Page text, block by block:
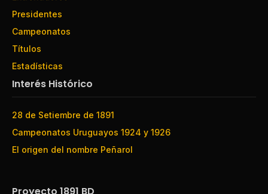
Presidentes
Campeonatos
Títulos
Estadísticas
Interés Histórico
28 de Setiembre de 1891
Campeonatos Uruguayos 1924 y 1926
El origen del nombre Peñarol